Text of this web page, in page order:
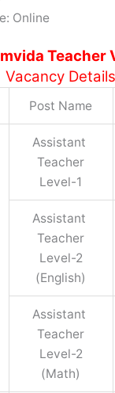
Online
Teacher
Vacancy Details
Post Name
Assistant
Teacher
Level-1
Assistant
Teacher
Level-2
(English)
Assistant
Teacher
Level-2
(Math)